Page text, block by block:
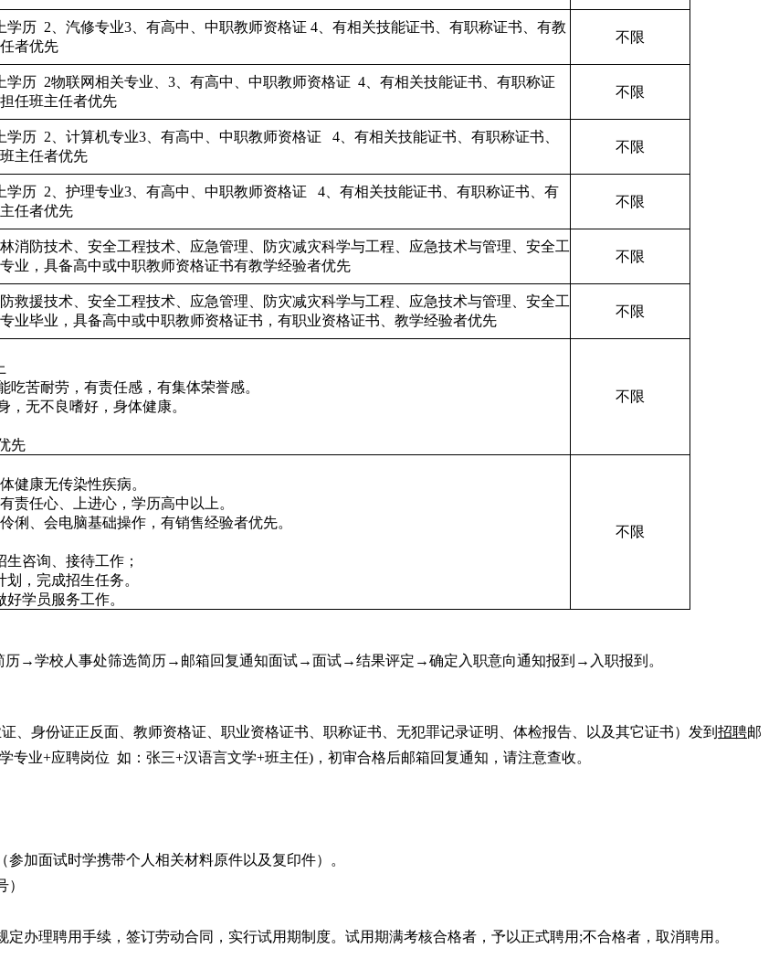
学历 2、 汽修专业3、有高中、中职教师资格证 4、有相关技能证书、 有职称证书、有教
者优先
不限
学历 2物联网相关专业、 3、有高中、中职教师资格证 4、有相关技能证书、 有职称证
任班主任者优先
不限
学历 2 、计算机专业3、有高中、中职教师资格证 4、有相关技能证书、 有职称证书、
主任者优先
不限
学历 2、 护理专业3、有高中、中职教师资格证 4、有相关技能证书、 有职称证书、有
任者优先
不限
消防技术、安全工程技术、应急管理、防灾减灾科学与工程、应急技术与管理、安全工
业，具备高中或中职教师资格证书有教学经验者优先
不限
救援技术、安全工程技术、应急管理、防灾减灾科学与工程、应急技术与管理、安全工
业毕业，具备高中或中职教师资格证书，有职业资格证书、教学经验者优先
不限
吃苦耐劳，有责任感，有集体荣誉感。
，无不良嗜好，身体健康。
先
不限
健康无传染性疾病。
责任心、上进心，学历高中以上。
俐、会电脑基础操作，有销售经验者优先。
咨询、接待工作；
，完成招生任务。
学员服务工作。
不限
历→学校人事处筛选简历→邮箱回复通知面试→面试→结果评定→确定入职意向通知报到→入职报到。
、 身份证正反面、 教师资格证、职业资格证书 职称证书、无犯罪记录证明、体检报告、 以及其它证书）发到 招聘邮
专业+应聘岗位 如：张三+汉语言文学+班主任) ，初审合格后邮箱回复通知，请注意查收。
（参加面试时学携带个人相关材料原件以及复印件）
。
）
定办理聘用手续，签订劳动合同，实行试用期制度。试用期满考核合格者，予以正式聘用 ;不合格者，取消聘用。